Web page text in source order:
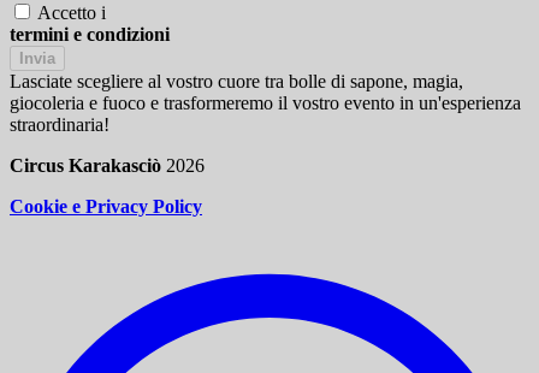
Accetto i
termini e condizioni
Invia
Lasciate scegliere al vostro cuore tra bolle di sapone, magia,
giocoleria e fuoco e trasformeremo il vostro evento in un'esperienza
straordinaria!
Circus Karakasciò 2026
Cookie e Privacy Policy